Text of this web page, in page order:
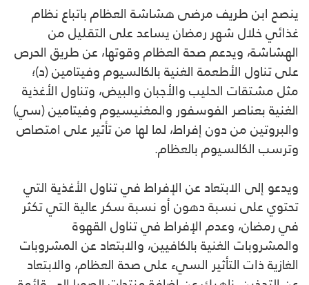
ينصح ابن طريف مرضى هشاشة العظام باتباع نظام
غذائي خلال شهر رمضان يساعد على التقليل من
الهشاشة، ويدعم صحة العظام وقوتها، عن طريق الحرص
على تناول الأطعمة الغنية بالكالسيوم وفيتامين (د)؛
مثل مشتقات الحليب والأجبان والبيض، وتناول الأغذية
الغنية بعناصر الفوسفور والمغنيسيوم وفيتامين (سي)
والبروتين من دون إفراط، لما لها من تأثير على امتصاص
وترسب الكالسيوم بالعظام.
‎ويدعو إلى الابتعاد عن الإفراط في تناول الأغذية التي
تحتوي على نسبة دهون أو نسبة سكر عالية التي تكثر
في رمضان، وعدم الإفراط في تناول القهوة
والمشروبات الغنية بالكافيين، ‎والابتعاد عن المشروبات
الغازية ذات التأثير السيء على صحة العظام، ‎والابتعاد